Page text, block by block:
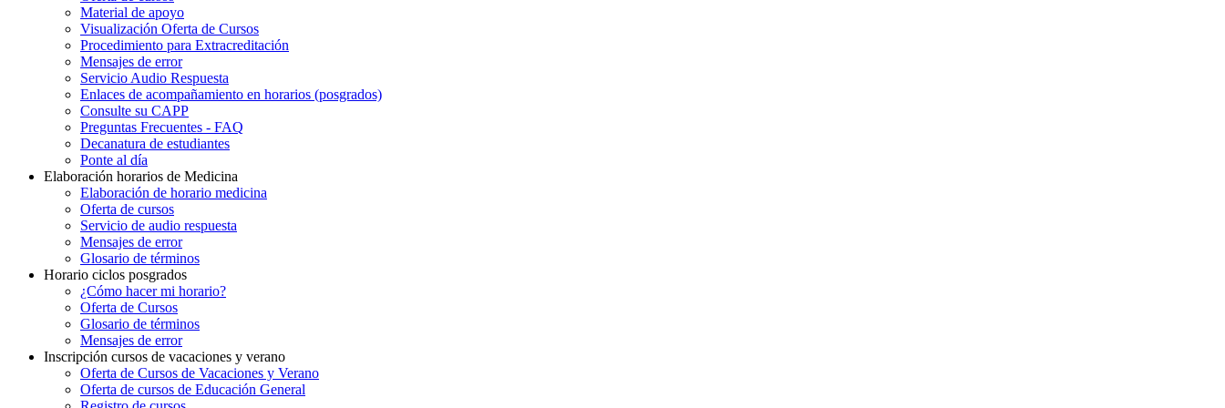
Material de apoyo
Visualización Oferta de Cursos
Procedimiento para Extracreditación
Mensajes de error
Servicio Audio Respuesta
Enlaces de acompañamiento en horarios (posgrados)
Consulte su CAPP
Preguntas Frecuentes - FAQ
Decanatura de estudiantes
Ponte al día
Elaboración horarios de Medicina
Elaboración de horario medicina
Oferta de cursos
Servicio de audio respuesta
Mensajes de error
Glosario de términos
Horario ciclos posgrados
¿Cómo hacer mi horario?
Oferta de Cursos
Glosario de términos
Mensajes de error
Inscripción cursos de vacaciones y verano
Oferta de Cursos de Vacaciones y Verano
Oferta de cursos de Educación General